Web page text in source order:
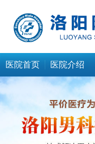
医院首页 医院介绍